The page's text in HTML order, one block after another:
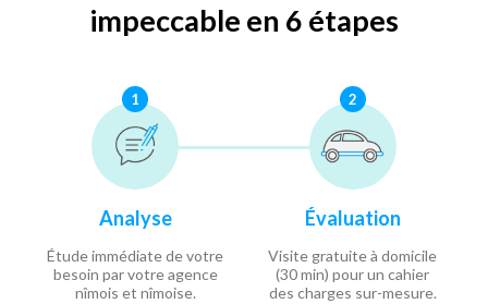
impeccable en 6 étapes
1
Analyse
Étude immédiate de votre
besoin par votre agence
nîmois et nîmoise.
2
Évaluation
Visite gratuite à domicile
(30 min) pour un cahier
des charges sur-mesure.